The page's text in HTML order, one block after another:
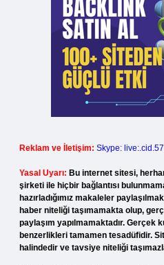
Reklam ve İletişim: Skype:
Yasal Uyarı: Bu internet sitesi,
şirketi ile hiçbir bağlantısı
hazırladığımız makaleler
haber niteliği taşımamakta olup,
paylaşım yapılmamaktadır. Gerçek
benzerlikleri tamamen tesadüfidir.
halindedir ve tavsiye niteliği